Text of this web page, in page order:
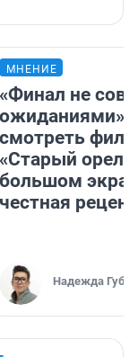
МНЕНИЕ
«Финал не
ожиданиями»:
смотреть
«Старый орел»
большом
честная
Надежда